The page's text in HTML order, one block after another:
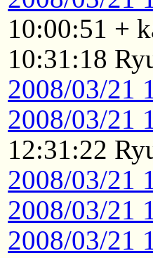
10:00:51 +
10:31:18
2008/03/21
2008/03/21
12:31:22
2008/03/21
2008/03/21
2008/03/21